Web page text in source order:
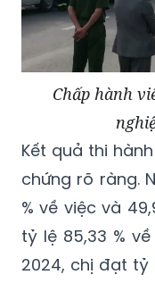
Chấp hành
Kết quả thi
chứng rõ ràng.
% về việc và
tỷ lệ 85,33 %
2024, chị đạt tỷ